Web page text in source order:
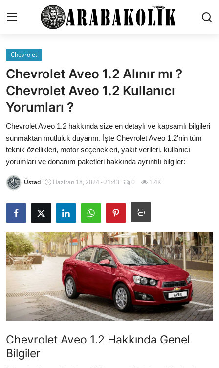
İletişim
Genel
Karşılaştırmalar
Testler
Markalar
Motosiklet
Paketler
Yağlar
Oto Bilgi
Chevrolet
Chevrolet Aveo 1.2 Alınır mı ?
Chevrolet Aveo 1.2 Kullanıcı
Yorumları ?
Chevrolet Aveo 1.2 hakkında size en detaylı ve kapsamlı bilgileri
sunmaktan mutluluk duyarım. İşte Chevrolet Aveo 1.2'nin tüm
teknik özellikleri, motor seçenekleri, yakıt verileri, kullanıcı
yorumları ve donanım paketleri hakkında ayrıntılı bilgiler:
Üstad Haziran 18, 2024 - 21:43 0 1.4K
Chevrolet Aveo 1.2 Hakkında Genel
Bilgiler